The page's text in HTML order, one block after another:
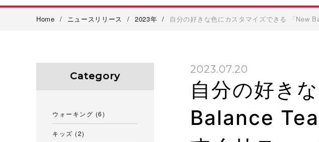
Home / ニュースリリース / 2023年 / 自分の好きな色にカスタマイズできる 「New
2023.07.20
自分の好き
Balance
Category
ウォーキング (6)
キッズ (2)